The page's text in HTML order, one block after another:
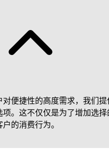
便捷性的高度需求，我们提
。这不仅仅是为了增加选择
的消费行为。